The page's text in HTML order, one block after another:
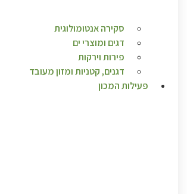
סקירה אנטומולוגית
דגים ומוצרי ים
פירות וירקות
דגנים, קטניות ומזון מעובד
פעילות המכון